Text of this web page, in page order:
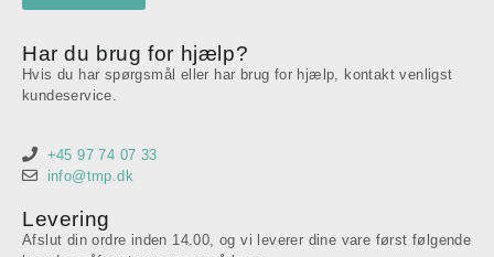
Har du brug for hjælp?
Hvis du har spørgsmål eller har brug for hjælp, kontakt venligst
kundeservice.
+45 97 74 07 33
info@tmp.dk
Levering
Afslut din ordre inden 14.00, og vi leverer dine vare først følgende